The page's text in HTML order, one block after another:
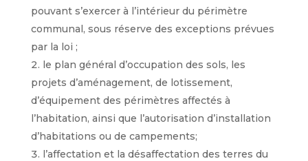
pouvant s’exercer à l’intérieur du périmètre
communal, sous réserve des exceptions prévues
par la loi ;
le plan général d’occupation des sols, les
projets d’aménagement, de lotissement,
d’équipement des périmètres affectés à
l’habitation, ainsi que l’autorisation d’installation
d’habitations ou de campements;
l’affectation et la désaffectation des terres du